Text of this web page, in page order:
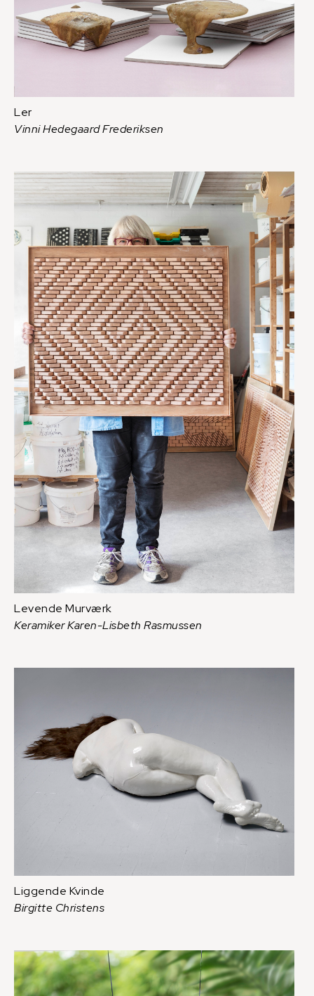
Ler
Vinni Hedegaard Frederiksen
Levende Murværk
Keramiker Karen-Lisbeth Rasmussen
Liggende Kvinde
Birgitte Christens